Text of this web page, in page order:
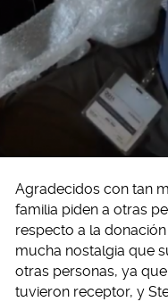
Agradecidos con tan
familia piden a otras
respecto a la
mucha nostalgia que
otras personas, ya
tuvieron receptor, y